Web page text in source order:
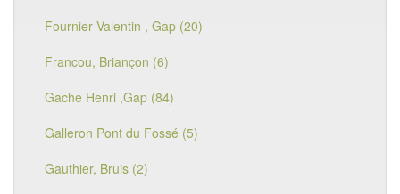
Fournier Valentin , Gap (20)
Francou, Briançon (6)
Gache Henri ,Gap (84)
Galleron Pont du Fossé (5)
Gauthier, Bruis (2)